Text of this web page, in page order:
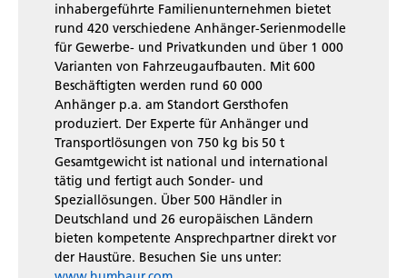
inhabergeführte Familienunternehmen bietet
rund 420 verschiedene Anhänger-Serienmodelle
für Gewerbe- und Privatkunden und über 1 000
Varianten von Fahrzeugaufbauten. Mit 600
Beschäftigten werden rund 60 000
Anhänger p.a. am Standort Gersthofen
produziert. Der Experte für Anhänger und
Transportlösungen von 750 kg bis 50 t
Gesamtgewicht ist national und international
tätig und fertigt auch Sonder- und
Speziallösungen. Über 500 Händler in
Deutschland und 26 europäischen Ländern
bieten kompetente Ansprechpartner direkt vor
der Haustüre. Besuchen Sie uns unter: